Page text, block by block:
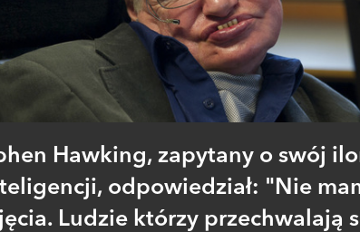
Hawking, zapytany o swój
odpowiedział: "Nie
Ludzie którzy przechwalają